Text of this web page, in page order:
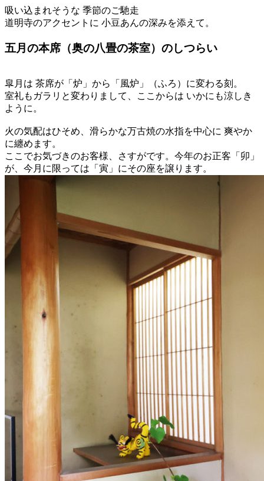
吸い込まれそうな 季節のご馳走
道明寺のアクセントに 小豆あんの深みを添えて。
五月の本席（奥の八畳の茶室）のしつらい
皐月は 茶席が「炉」から「風炉」（ふろ）に変わる刻。
室礼もガラリと変わりまして、ここからは いかにも涼しき
ように。
火の気配はひそめ、滑らかな万古焼の水指を中心に 爽やか
に纏めます。
ここでお気づきのお客様、さすがです。今年のお正客「卯」
が、今月に限っては「寅」にその座を譲ります。